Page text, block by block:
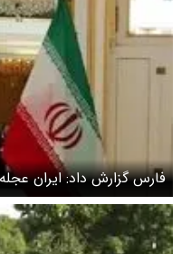
فارس گزارش داد: ایران